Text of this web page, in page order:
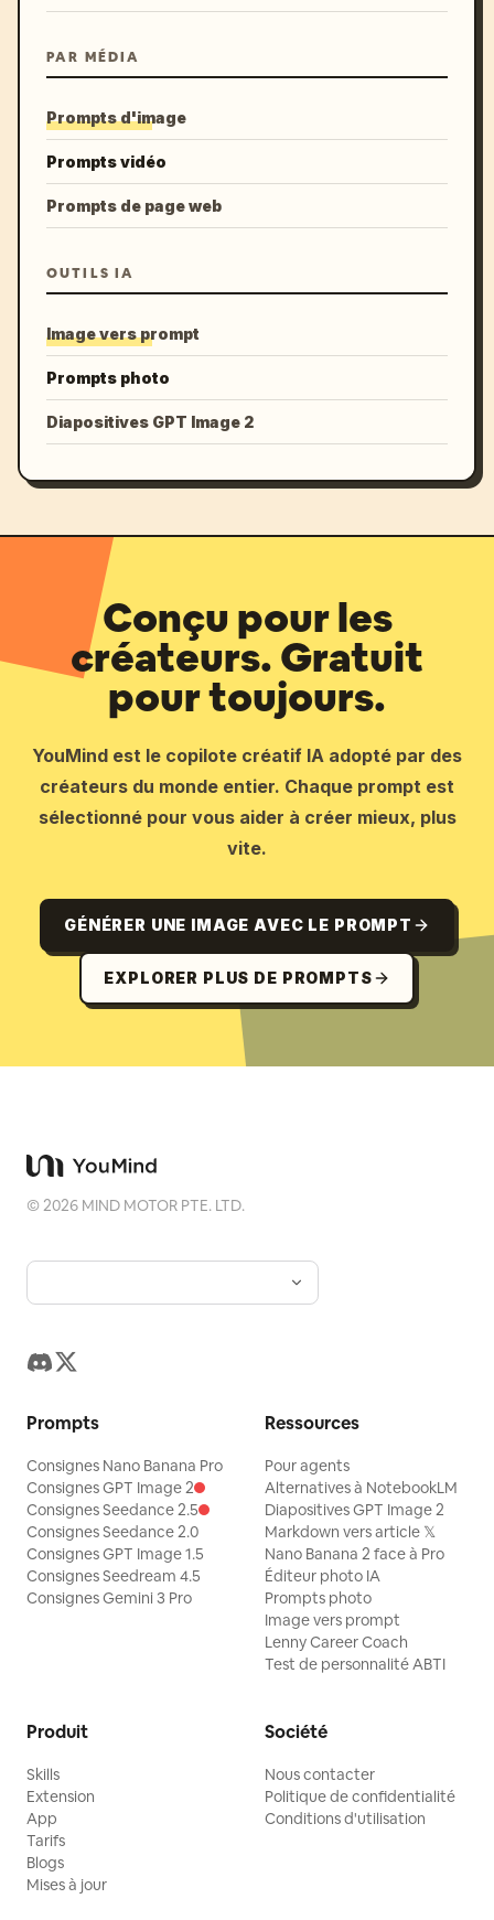
PAR MÉDIA
Prompts d'image
Prompts vidéo
Prompts de page web
OUTILS IA
Image vers prompt
Prompts photo
Diapositives GPT Image 2
Conçu pour les
créateurs. Gratuit
pour toujours.
YouMind est le copilote créatif IA adopté par des
créateurs du monde entier. Chaque prompt est
sélectionné pour vous aider à créer mieux, plus
vite.
GÉNÉRER UNE IMAGE AVEC LE PROMPT
EXPLORER PLUS DE PROMPTS
©2026 MIND MOTOR PTE. LTD.
Prompts
Consignes Nano Banana Pro
Consignes GPT Image 2
Consignes Seedance 2.5
Consignes Seedance 2.0
Consignes GPT Image 1.5
Consignes Seedream 4.5
Consignes Gemini 3 Pro
Ressources
Pour agents
Alternatives à NotebookLM
Diapositives GPT Image 2
Markdown vers article 𝕏
Nano Banana 2 face à Pro
Éditeur photo IA
Prompts photo
Image vers prompt
Lenny Career Coach
Test de personnalité ABTI
Produit
Skills
Extension
App
Tarifs
Blogs
Mises à jour
Société
Nous contacter
Politique de confidentialité
Conditions d'utilisation